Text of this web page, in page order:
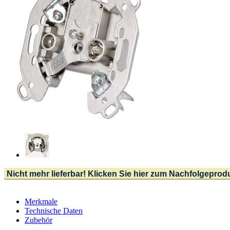
Nicht mehr lieferbar! Klicken Sie hier zum
Merkmale
Technische Daten
Zubehör